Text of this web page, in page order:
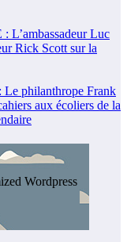
L’ambassadeur Luc
Rick Scott sur la
philanthrope Frank
aux écoliers de la
Wordpress